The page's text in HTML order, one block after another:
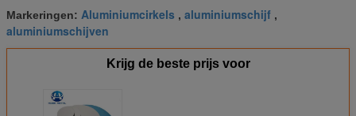
Markeringen: Aluminiumcirkels , aluminiumschijf ,
aluminiumschijven
Krijg de beste prijs voor